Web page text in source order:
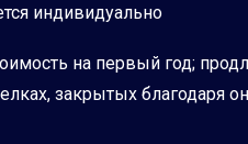
индивидуально
на первый год;
закрытых благодаря